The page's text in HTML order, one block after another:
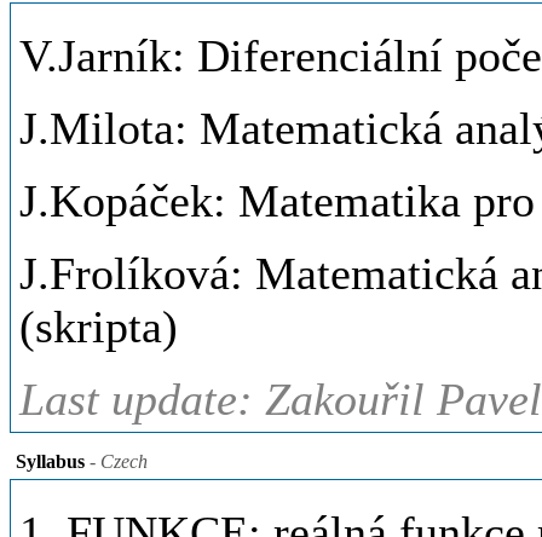
V.Jarník: Diferenciální
J.Milota: Matematická
J.Kopáček: Matematika
J.Frolíková: Matematická
(skripta)
Last update: Zakouřil
Syllabus - Czech